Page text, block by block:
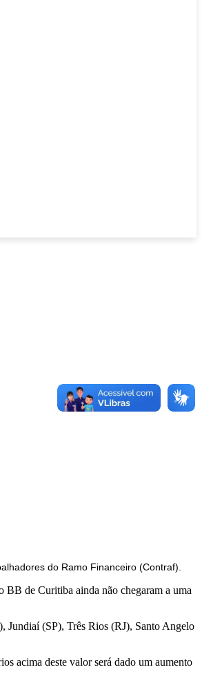
do Ramo Financeiro (Contraf).
de Curitiba ainda não chegaram a uma
Jundiaí (SP), Três Rios (RJ), Santo Angelo
acima deste valor será dado um aumento